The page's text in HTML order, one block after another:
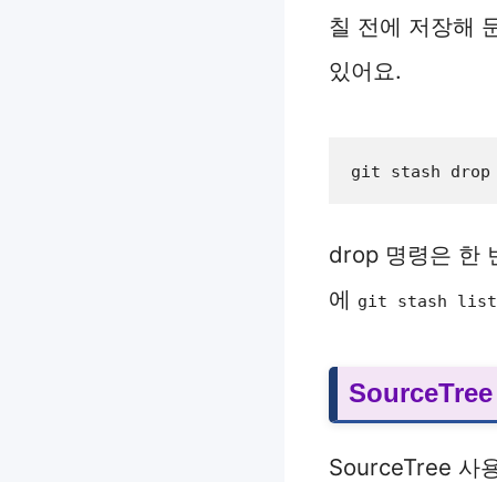
칠 전에 저장해
있어요.
git stash drop
drop 명령은 한
에 git stash list
SourceTree 사